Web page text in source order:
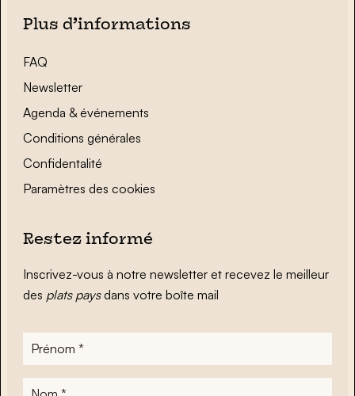
Plus d’informations
FAQ
Newsletter
Agenda & événements
Conditions générales
Confidentalité
Paramètres des cookies
Restez informé
Inscrivez-vous à notre newsletter et recevez le meilleur
des plats paysdans votre boîte mail
Prénom
Nom